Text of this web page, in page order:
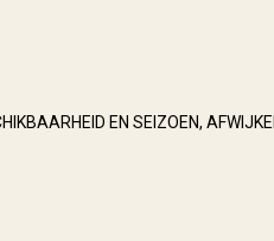
EN SEIZOEN,